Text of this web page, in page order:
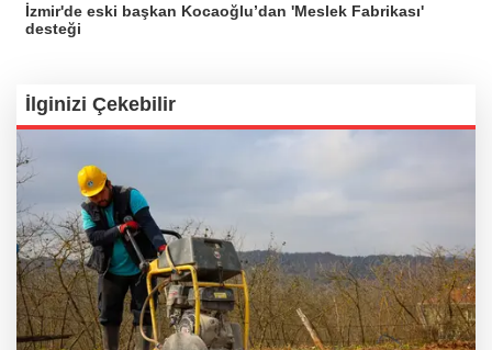
İzmir'de eski başkan Kocaoğlu’dan 'Meslek Fabrikası'
desteği
İlginizi Çekebilir